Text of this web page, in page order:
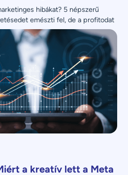
hibákat? 5 népszerű
emészti fel, de a profitodat
a kreatív lett a Meta